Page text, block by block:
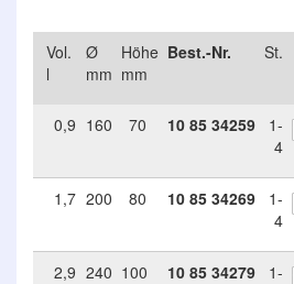
Vol.
l
Ø
mm
Höhe
mm
Best.-Nr. St.
0,9 160 70 10 85 34259
1-
4
1,7 200 80 10 85 34269
1-
4
2,9 240 100 10 85 34279
1-